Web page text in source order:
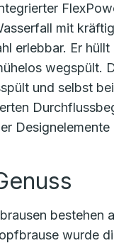
mit
erlebbar. Er
wegspült.
und selbst
wurde